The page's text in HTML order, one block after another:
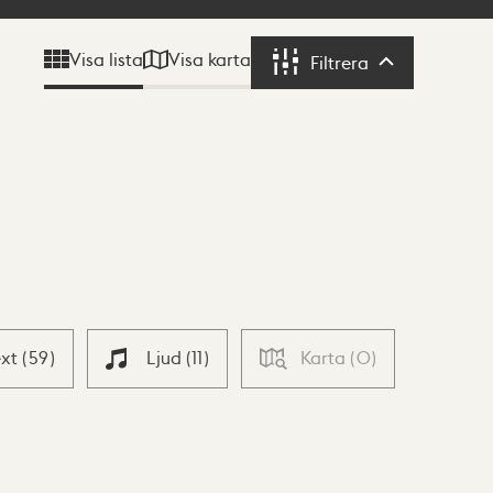
Visa lista Visa karta Filtrera Filtrera
(59) Ljud (11) Karta (0)